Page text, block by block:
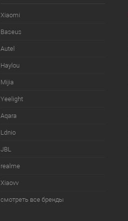
Xiaomi
Baseus
Autel
Haylou
Mijia
Yeelight
Aqara
Ldnio
JBL
realme
Xiaovv
смотреть все бренды